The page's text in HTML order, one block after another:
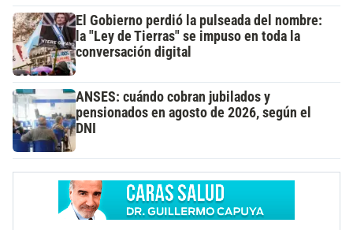
El Gobierno perdió la pulseada del nombre:
la "Ley de Tierras" se impuso en toda la
conversación digital
ANSES: cuándo cobran jubilados y
pensionados en agosto de 2026, según el
DNI